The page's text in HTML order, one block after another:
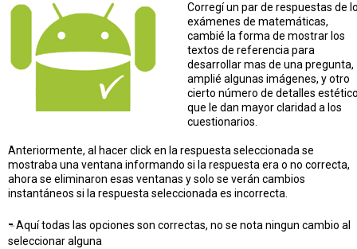
Corregí un par de respuestas de
exámenes de matemáticas,
cambié la forma de mostrar los
textos de referencia para
desarrollar mas de una pregunta,
amplié algunas imágenes, y otro
cierto número de detalles
que le dan mayor claridad a los
cuestionarios.
Anteriormente, al hacer click en la respuesta seleccionada se
mostraba una ventana informando si la respuesta era o no correcta,
ahora se eliminaron esas ventanas y solo se verán cambios
instantáneos si la respuesta seleccionada es incorrecta.
-Aquí todas las opciones son correctas, no se nota ningun cambio al
seleccionar alguna